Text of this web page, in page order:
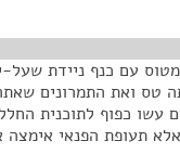
עם כנף ניידת שעל-
טס ואת התמרונים
עשו כפוף לתוכנית
תעופת הפנאי אימצה